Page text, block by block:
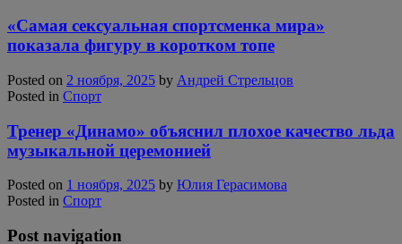
«Самая сексуальная спортсменка мира»
показала фигуру в коротком топе
Posted on 2 ноября, 2025 by Андрей Стрельцов
Posted in Спорт
Тренер «Динамо» объяснил плохое качество льда
музыкальной церемонией
Posted on 1 ноября, 2025 by Юлия Герасимова
Posted in Спорт
Post navigation